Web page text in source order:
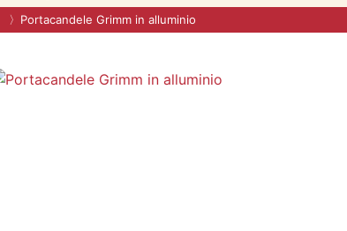
Portacandele Grimm in alluminio